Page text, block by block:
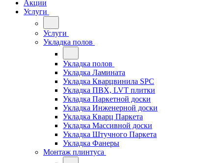
Акции
Услуги
Услуги
Укладка полов
Укладка полов
Укладка Ламината
Укладка Кварцвинила SPC
Укладка ПВХ, LVT плитки
Укладка Паркетной доски
Укладка Инженерной доски
Укладка Кварц Паркета
Укладка Массивной доски
Укладка Штучного Паркета
Укладка Фанеры
Монтаж плинтуса